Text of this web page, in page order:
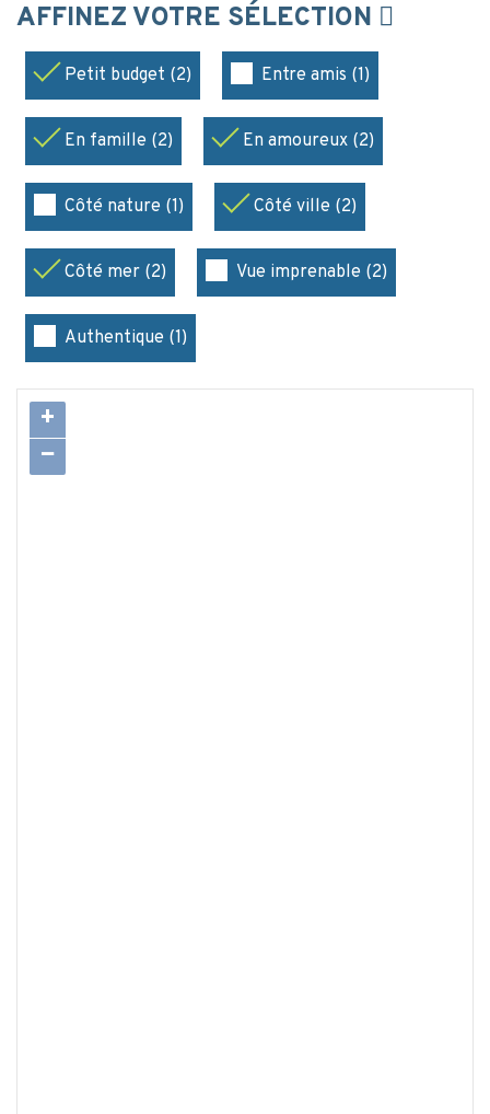
AFFINEZ VOTRE SÉLECTION
Petit budget (2) Entre amis (1)
En famille (2) En amoureux (2)
Côté nature (1) Côté ville (2)
Côté mer (2) Vue imprenable (2)
Authentique (1)
+
−